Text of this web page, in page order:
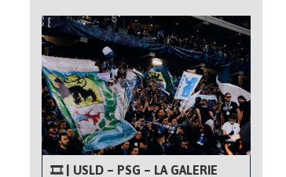
🎞 | USLD – PSG – LA GALERIE